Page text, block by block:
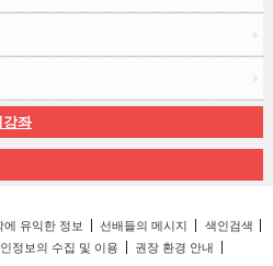
강좌
에 유익한 정보 선배들의 메시지
색인검색
정보의 수집 및 이용 권장 환경 안내